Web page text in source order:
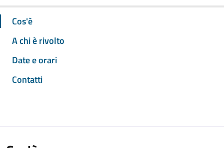
Cos'è
A chi è rivolto
Date e orari
Contatti